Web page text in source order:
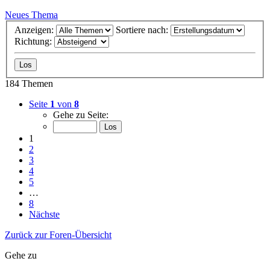
Neues Thema
Anzeigen:
Sortiere nach:
Richtung:
184 Themen
Seite 1 von 8
Gehe zu Seite:
1
2
3
4
5
…
8
Nächste
Zurück zur Foren-Übersicht
Gehe zu